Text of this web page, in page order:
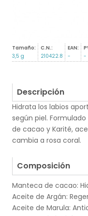
Tamaño:
3,5 g
C.N.:
210422.8
EAN:
-
-
Descripción
Hidrata los labios
según piel.
de cacao y Karité,
cambia a rosa coral.
Composición
Manteca de cacao:
Aceite de Argán:
Aceite de Marula: